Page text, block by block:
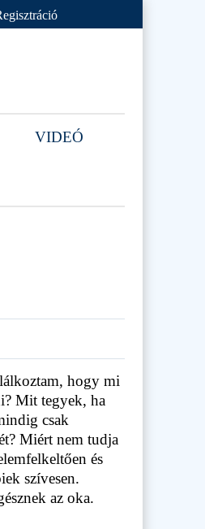
VIDEÓ
hogy mi
Mit tegyek, ha
csak
Miért nem tudja
és
szívesen.
az oka.